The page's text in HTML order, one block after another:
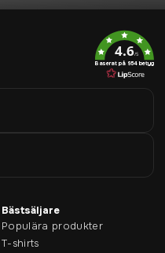
4.6/5
Baserat på 954 betyg
Bästsäljare
Populära produkter
T-shirts